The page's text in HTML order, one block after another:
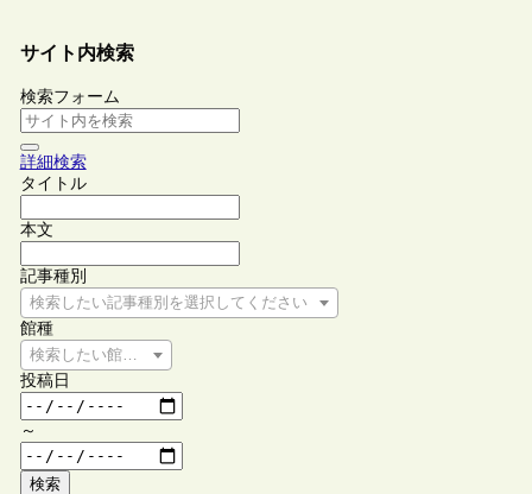
サイト内検索
検索フォーム
詳細検索
タイトル
本文
記事種別
検索したい記事種別を選択してください
館種
検索したい館種を選択してください
投稿日
～
検索